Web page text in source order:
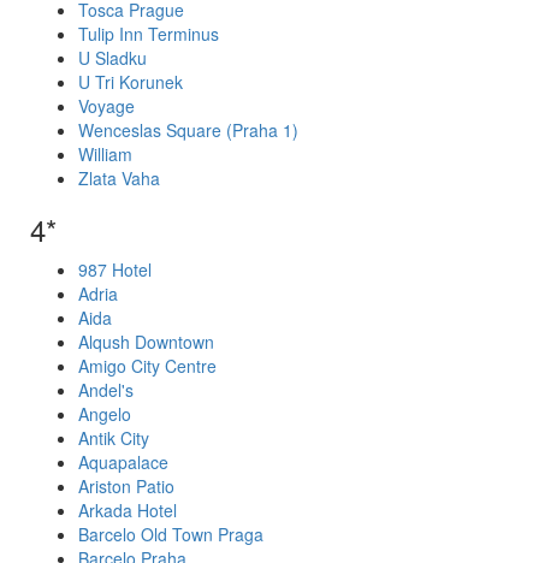
Tosca Prague
Tulip Inn Terminus
U Sladku
U Tri Korunek
Voyage
Wenceslas Square (Praha 1)
William
Zlata Vaha
4*
987 Hotel
Adria
Aida
Alqush Downtown
Amigo City Centre
Andel's
Angelo
Antik City
Aquapalace
Ariston Patio
Arkada Hotel
Barcelo Old Town Praga
Barcelo Praha